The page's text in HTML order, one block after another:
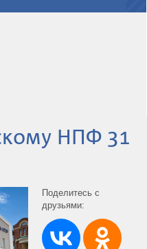
НПФ 31
Поделитесь с
друзьями: